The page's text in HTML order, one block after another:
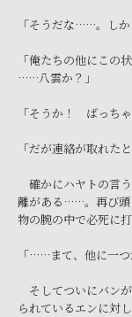
「そうだな……。し
「俺たちの他にこの
……八雲か？」
「そうか！ ばっちゃ
「だが連絡が取れた
確かにハヤトの言
離がある……。再び頭
物の腕の中で必死に
「……まて、他に一つ
そしてついにバン
られているエンに対